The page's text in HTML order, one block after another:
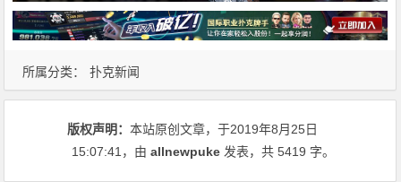
所属分类： 扑克新闻
版权声明：本站原创文章，于2019年8月25日
15:07:41，由allnewpuke 发表，共 5419 字。